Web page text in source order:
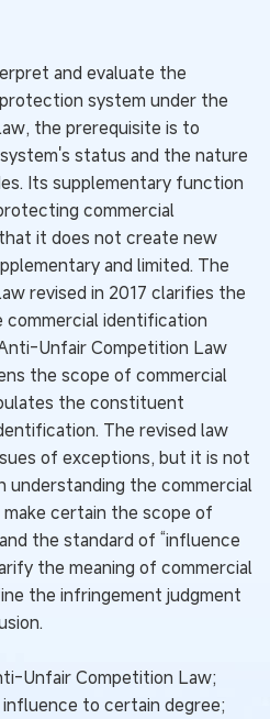
and evaluate the
system under the
the prerequisite is to
status and the nature
Its supplementary function
commercial
it does not create new
and limited. The
revised in 2017 clarifies the
identification
Unfair Competition Law
the scope of commercial
the constituent
The revised law
of exceptions, but it is not
understanding the commercial
certain the scope of
the standard of “influence
the meaning of commercial
the infringement judgment
Unfair Competition Law;
to certain degree;